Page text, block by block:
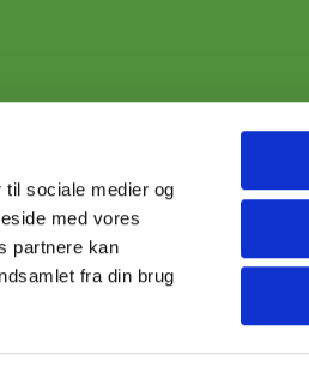
sociale medier og
med vores
partnere kan
fra din brug